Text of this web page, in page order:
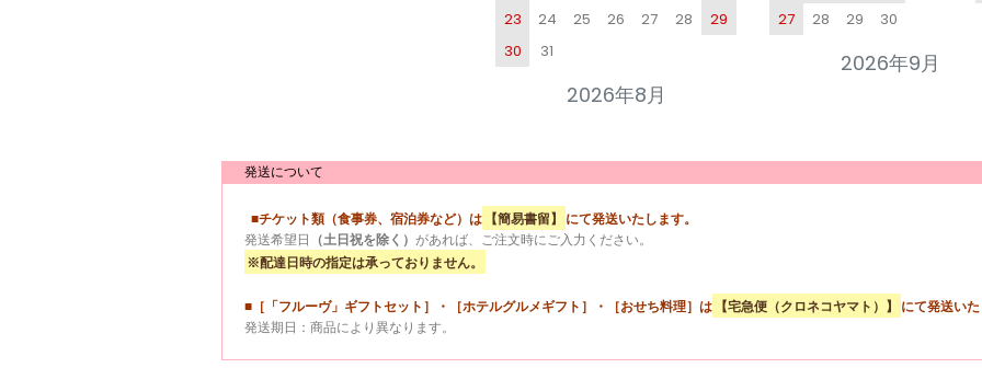
2026年8月
23
24 25 26 27 28
29
30
31 2026年9月
27
28 29 30
発送について
■チケット類（食事券、宿泊券など）は 【簡易書留】 にて発送いたします。
発送希望日 （土日祝を除く） があれば、ご注文時にご入力ください。
※配達日時の指定は承っておりません。
■［「フルーヴ」ギフトセット］・［ホテルグルメギフト］・［おせち料理］は 【宅急便（クロネコヤマト）】 にて発送い
発送期日：商品により異なります。